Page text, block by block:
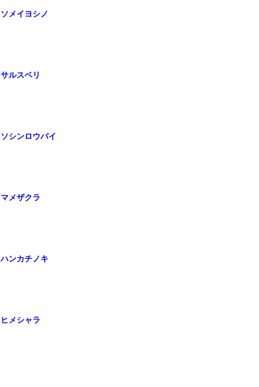
ソメイヨシノ
サルスベリ
ソシンロウバイ
マメザクラ
ハンカチノキ
ヒメシャラ